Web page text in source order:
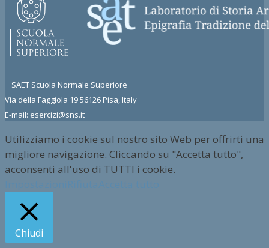
SAET Scuola Normale Superiore
Via della Faggiola 19 56126 Pisa, Italy
E-mail: esercizi@sns.it
Utilizziamo i cookie sul nostro sito Web per offrirti una
migliore navigazione. Cliccando su "Accetta tutto",
acconsenti all'uso di TUTTI i cookie.
Chiudi